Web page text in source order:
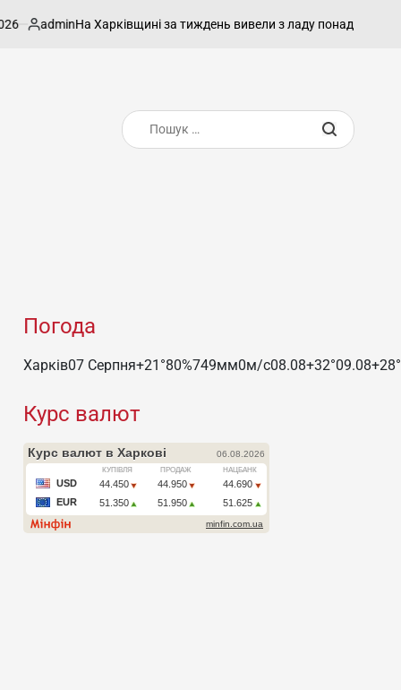
На Харківщині за тиждень вивели з ладу понад тисячу
Пошук:
Погода
Харків07 Серпня+21°80%749мм0м/c08.08+32°09.08+28°
Курс валют